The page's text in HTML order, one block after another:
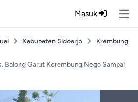
Masuk
Kabupaten Sidoarjo
Krembung
Balong Garut Kerembung Nego Sampai